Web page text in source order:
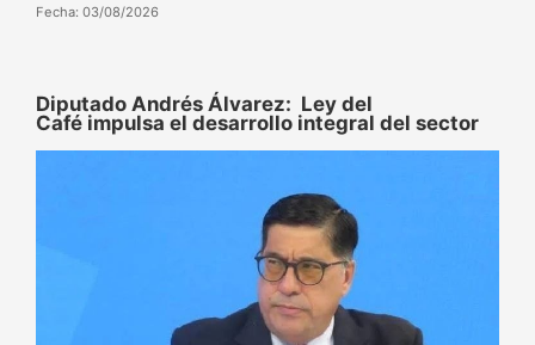
Fecha: 03/08/2026
Diputado Andrés Álvarez: Ley del
Café impulsa el desarrollo integral del sector